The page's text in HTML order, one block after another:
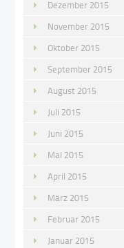
Dezember 2015
November 2015
Oktober 2015
September 2015
August 2015
Juli 2015
Juni 2015
Mai 2015
April 2015
März 2015
Februar 2015
Januar 2015